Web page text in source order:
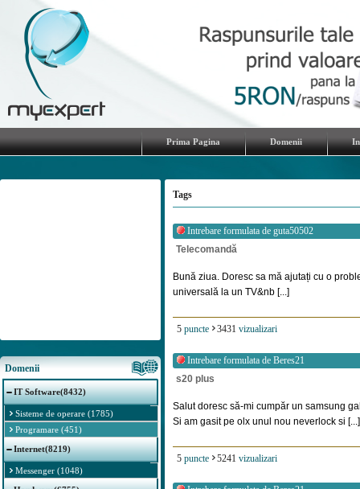
Prima Pagina Domenii
Domenii
IT Software(8432)
Sisteme de operare (1785)
Programare (451)
Internet(8219)
Messenger (1048)
Tags
Intrebare formulata de guta50502
Telecomandă
Bună ziua. Doresc sa mă ajutați cu o
universală la un TV&nb [...]
5 puncte 3431 vizualizari
Intrebare formulata de Beres21
s20 plus
Salut doresc să-mi cumpăr un samsung
Si am gasit pe olx unul nou neverlock si [...]
5 puncte 5241 vizualizari